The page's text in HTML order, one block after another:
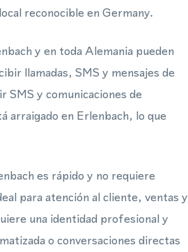
reconocible en Germany.
y en toda Alemania pueden
llamadas, SMS y mensajes de
y comunicaciones de
arraigado en Erlenbach, lo que
es rápido y no requiere
para atención al cliente, ventas y
una identidad profesional y
o conversaciones directas